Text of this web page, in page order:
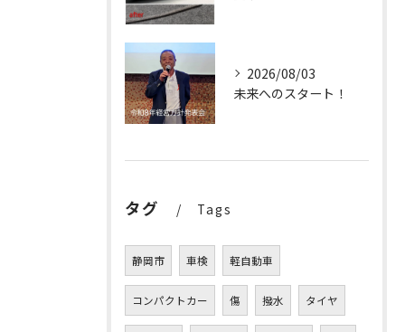
2026/08/03
未来へのスタート！
タグ Tags
静岡市 車検 軽自動車
コンパクトカー 傷 撥水 タイヤ